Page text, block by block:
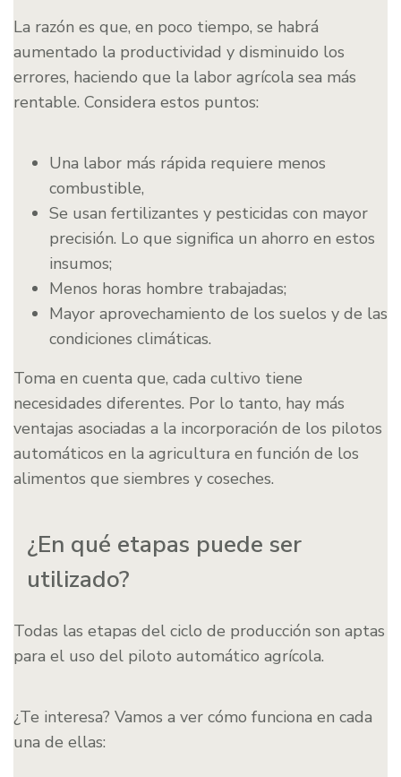
La razón es que, en poco tiempo, se habrá
aumentado la productividad y disminuido los
errores, haciendo que la labor agrícola sea más
rentable. Considera estos puntos:
Una labor más rápida requiere menos
combustible,
Se usan fertilizantes y pesticidas con mayor
precisión. Lo que significa un ahorro en estos
insumos;
Menos horas hombre trabajadas;
Mayor aprovechamiento de los suelos y de las
condiciones climáticas.
Toma en cuenta que, cada cultivo tiene
necesidades diferentes. Por lo tanto, hay más
ventajas asociadas a la incorporación de los pilotos
automáticos en la agricultura en función de los
alimentos que siembres y coseches.
¿En qué etapas puede ser
utilizado?
Todas las etapas del ciclo de producción son aptas
para el uso del piloto automático agrícola.
¿Te interesa? Vamos a ver cómo funciona en cada
una de ellas: